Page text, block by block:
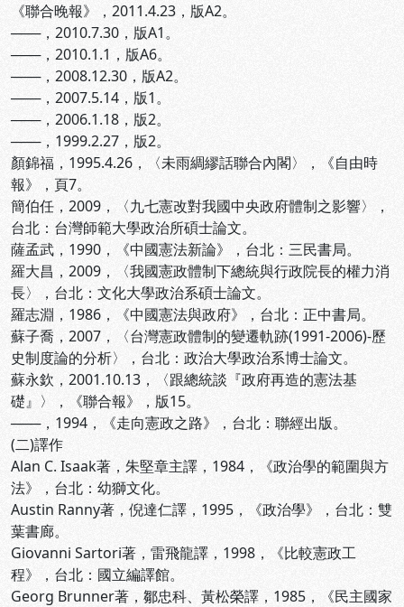
《聯合晚報》，2011.4.23，版A2。
───，2010.7.30，版A1。
───，2010.1.1，版A6。
───，2008.12.30，版A2。
───，2007.5.14，版1。
───，2006.1.18，版2。
───，1999.2.27，版2。
顏錦福，1995.4.26，〈未雨綢繆話聯合內閣〉，《自由時
報》，頁7。
簡伯任，2009，〈九七憲改對我國中央政府體制之影響〉，
台北：台灣師範大學政治所碩士論文。
薩孟武，1990，《中國憲法新論》，台北：三民書局。
羅大昌，2009，〈我國憲政體制下總統與行政院長的權力消
長〉，台北：文化大學政治系碩士論文。
羅志淵，1986，《中國憲法與政府》，台北：正中書局。
蘇子喬，2007，〈台灣憲政體制的變遷軌跡(1991-2006)-歷
史制度論的分析〉，台北：政治大學政治系博士論文。
蘇永欽，2001.10.13，〈跟總統談『政府再造的憲法基
礎』〉，《聯合報》，版15。
───，1994，《走向憲政之路》，台北：聯經出版。
(二)譯作
Alan C. Isaak著，朱堅章主譯，1984，《政治學的範圍與方
法》，台北：幼獅文化。
Austin Ranny著，倪達仁譯，1995，《政治學》，台北：雙
葉書廊。
Giovanni Sartori著，雷飛龍譯，1998，《比較憲政工
程》，台北：國立編譯館。
Georg Brunner著，鄒忠科、黃松榮譯，1985，《民主國家